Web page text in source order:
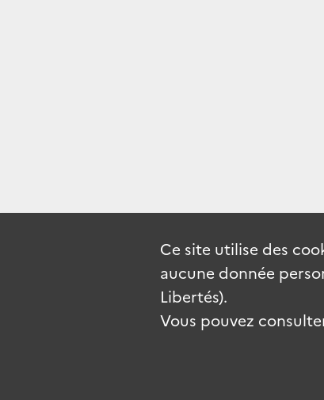
Ce site utilise des
aucune donnée
Libertés).
Vous pouvez